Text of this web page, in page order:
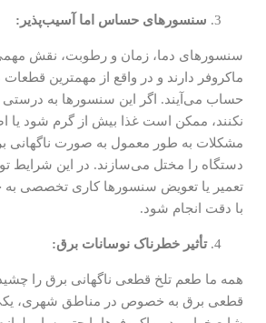
سنسورهای حساس اما آسیب‌پذیر:
سنسورهای دما، زمان و رطوبت، نقش
ماکروفر دارند و در واقع از مهمترین قطعات
حساب می‌آیند. اگر این سنسورها به
نکنند، ممکن است غذا بیش از گرم شود یا
مشکلات به طور معمول به صورت ناگهانی
دستگاه را مختل می‌سازند. در این شرایط
تعمیر یا تعویض سنسورها کاری تخصصی به
با دقت انجام شود.
تأثیر خطرناک نوسانات برق:
همه ما طعم تلخ قطعی ناگهانی برق را
قطعی برق به خصوص در مناطق شهری، یکی